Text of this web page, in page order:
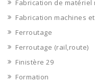
Fabrication de matériel
Fabrication machines
Ferroutage
Ferroutage (rail,route)
Finistère 29
Formation